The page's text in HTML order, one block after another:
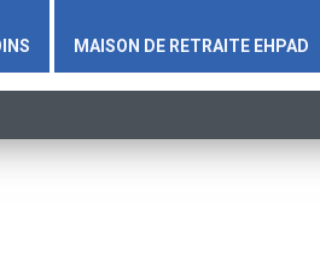
MAISON DE RETRAITE EHPAD